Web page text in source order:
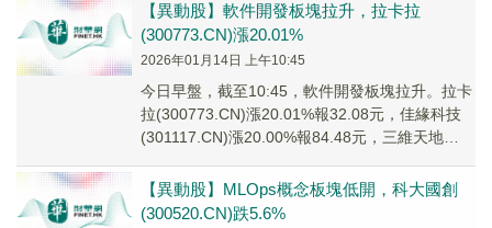
【異動股】軟件開發板塊拉升，拉卡拉
(300773.CN)漲20.01%
2026年01月14日 上午10:45
今日早盤，截至10:45，軟件開發板塊拉升。拉卡
拉(300773.CN)漲20.01%報32.08元，佳緣科技
(301117.CN)漲20.00%報84.48元，三維天地
【異動股】MLOps概念板塊低開，科大國創
(300520.CN)跌5.6%